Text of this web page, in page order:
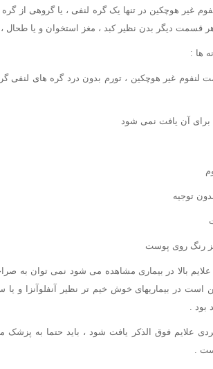
غیر هوچکین در تنها یک گره لنفی ، یا گروهی از
قسمت دیگر بدن نظیر کبد ، مغز استخوان و یا طحال
ها :
لنفوم غیر هوچکین ، تورم بدون درد گره های لنفی
برای آن یافت نمی شود
توجیه
رنگ روی پوست
علایم بالا در بیماری مشاهده می شود نمی توان به
است در بیماریهای خوش خیم تر نظیر آنفلوآنزا و یا
.
علایم فوق الذکر یافت شود ، باید حتما به
.